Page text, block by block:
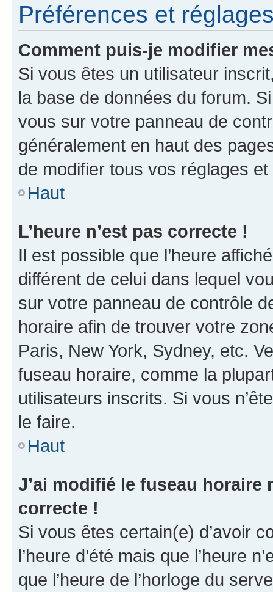
Préférences et
Comment puis-je modifier
Si vous êtes un utilisateur
la base de données du forum.
vous sur votre panneau de
généralement en haut des
de modifier tous vos réglages
Haut
L’heure n’est pas correcte !
Il est possible que l’heure
différent de celui dans lequel
sur votre panneau de contrôle
horaire afin de trouver votre
Paris, New York, Sydney, etc.
fuseau horaire, comme la
utilisateurs inscrits. Si vous
le faire.
Haut
J’ai modifié le fuseau horaire
correcte !
Si vous êtes certain(e) d’avoir
l’heure d’été mais que l’heure
que l’heure de l’horloge du